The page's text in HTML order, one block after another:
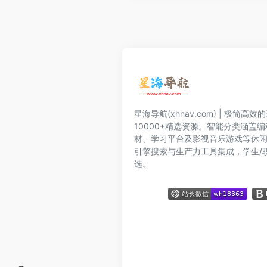
星海导航(xhnav.com) | 极简高效
10000+精选资源。智能分类涵盖
材、学习平台及影视音乐游戏等休
引擎搜索与生产力工具集成，学生/
选。